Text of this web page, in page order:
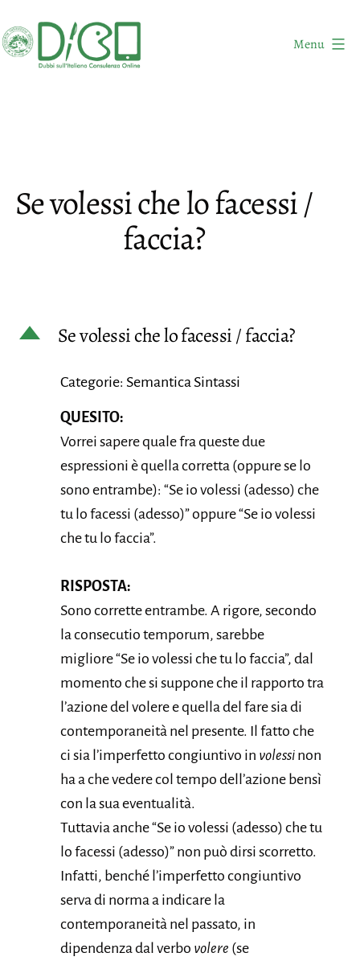
al
contenuto
Online
Menu
Se volessi che lo facessi /
faccia?
D Se volessi che lo facessi / faccia?
Categorie: Semantica Sintassi
QUESITO:
Vorrei sapere quale fra queste due
espressioni è quella corretta (oppure se lo
sono entrambe): “Se io volessi (adesso) che
tu lo facessi (adesso)” oppure “Se io volessi
che tu lo faccia”.
RISPOSTA:
Sono corrette entrambe. A rigore, secondo
la consecutio temporum, sarebbe
migliore “Se io volessi che tu lo faccia”, dal
momento che si suppone che il rapporto tra
l’azione del volere e quella del fare sia di
contemporaneità nel presente. Il fatto che
ci sia l’imperfetto congiuntivo in volessi non
ha a che vedere col tempo dell’azione bensì
con la sua eventualità.
Tuttavia anche “Se io volessi (adesso) che tu
lo facessi (adesso)” non può dirsi scorretto.
Infatti, benché l’imperfetto congiuntivo
serva di norma a indicare la
contemporaneità nel passato, in
dipendenza dal verbo volere (se